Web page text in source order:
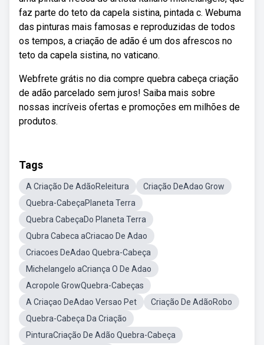
faz parte do teto da capela sistina, pintada c. Webuma
das pinturas mais famosas e reproduzidas de todos
os tempos, a criação de adão é um dos afrescos no
teto da capela sistina, no vaticano.
Webfrete grátis no dia compre quebra cabeça criação
de adão parcelado sem juros! Saiba mais sobre
nossas incríveis ofertas e promoções em milhões de
produtos.
Tags
A Criação De AdãoReleitura
Criação DeAdao Grow
Quebra-CabeçaPlaneta Terra
Quebra CabeçaDo Planeta Terra
Qubra Cabeca aCriacao De Adao
Criacoes DeAdao Quebra-Cabeça
Michelangelo aCriança O De Adao
Acropole GrowQuebra-Cabeças
A Criaçao DeAdao Versao Pet
Criação De AdãoRobo
Quebra-Cabeça Da Criação
PinturaCriação De Adão Quebra-Cabeça